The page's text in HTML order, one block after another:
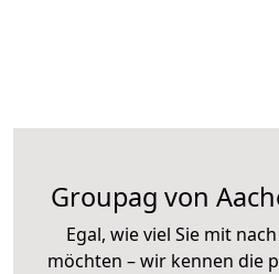
Groupag von
Egal, wie viel Sie mit
möchten – wir kennen die